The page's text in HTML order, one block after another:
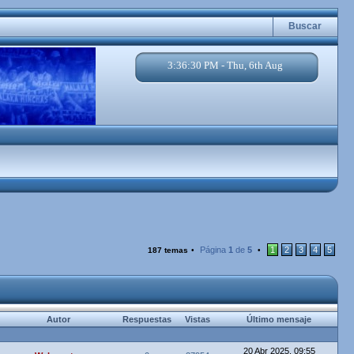
Buscar
3:36:30 PM - Thu, 6th Aug
187 temas • Página 1 de 5 • 1 2 3 4 5
Autor Respuestas Vistas Último mensaje
20 Abr 2025, 09:55